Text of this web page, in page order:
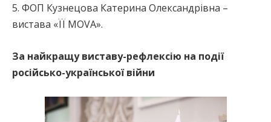
5. ФОП Кузнецова Катерина Олександрівна –
вистава «ЇЇ MOVA».
За найкращу виставу-рефлексію на події
російсько-української війни